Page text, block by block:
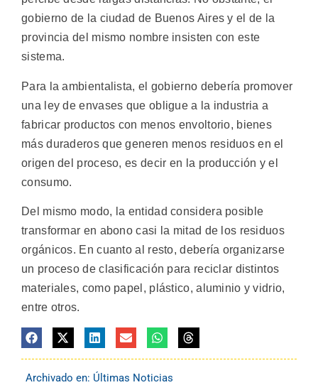
gobierno de la ciudad de Buenos Aires y el de la
provincia del mismo nombre insisten con este
sistema.
Para la ambientalista, el gobierno debería promover
una ley de envases que obligue a la industria a
fabricar productos con menos envoltorio, bienes
más duraderos que generen menos residuos en el
origen del proceso, es decir en la producción y el
consumo.
Del mismo modo, la entidad considera posible
transformar en abono casi la mitad de los residuos
orgánicos. En cuanto al resto, debería organizarse
un proceso de clasificación para reciclar distintos
materiales, como papel, plástico, aluminio y vidrio,
entre otros.
Archivado en: Últimas Noticias